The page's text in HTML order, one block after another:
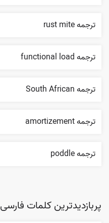
ترجمه rust mite
ترجمه functional load
ترجمه South African
ترجمه amortizement
ترجمه poddle
پربازدیدترین کلمات فارسی